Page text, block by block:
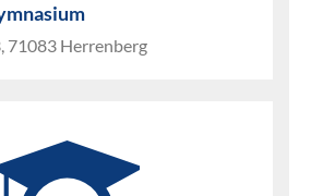
71083 Herrenberg